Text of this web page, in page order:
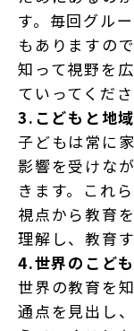
す。毎回グル
もありますの
知って視野を
ていってくださ
3.こどもと地
子どもは常に
影響を受けな
きます。これ
視点から教育
理解し、教育
4.世界のこど
世界の教育を
通点を見出し